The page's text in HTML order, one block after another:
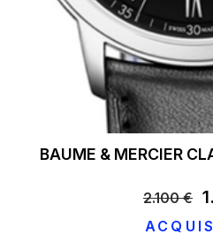
BAUME & MERCIER
2.100€ Il